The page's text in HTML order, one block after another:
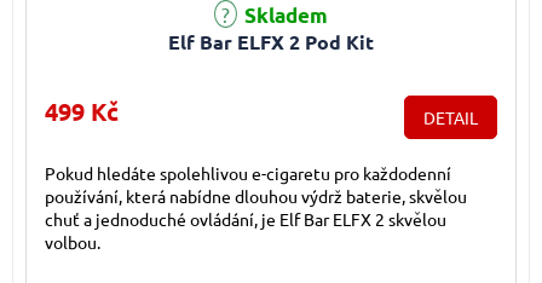
Elf Bar ELFX 2 Pod Kit
Skladem
499 Kč DETAIL
Pokud hledáte spolehlivou e-cigaretu pro každodenní
používání, která nabídne dlouhou výdrž baterie, skvělou
chuť a jednoduché ovládání, je Elf Bar ELFX 2 skvělou
volbou.